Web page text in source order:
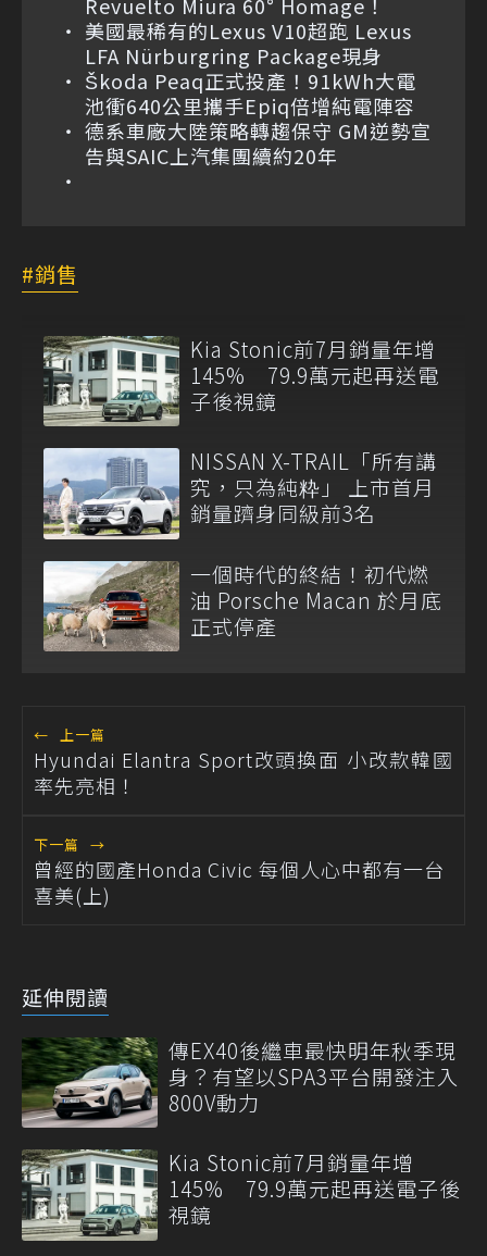
美國最稀有的Lexus V10超跑 Lexus
LFA Nürburgring Package現身
Škoda Peaq正式投產！91kWh大電
池衝640公里攜手Epiq倍增純電陣容
德系車廠大陸策略轉趨保守 GM逆勢宣
告與SAIC上汽集團續約20年
銷售
Kia Stonic前7月銷量年增
145% 79.9萬元起再送電
子後視鏡
NISSAN X-TRAIL「所有講
究，只為純粋」 上市首月
銷量躋身同級前3名
一個時代的終結！初代燃
油 Porsche Macan 於月底
正式停產
← 上一篇
Hyundai Elantra Sport改頭換面 小改款韓國
率先亮相！
下一篇 →
曾經的國產Honda Civic 每個人心中都有一台
喜美(上)
延伸閱讀
傳EX40後繼車最快明年秋季現
身？有望以SPA3平台開發注入
800V動力
Kia Stonic前7月銷量年增
145% 79.9萬元起再送電子後
視鏡